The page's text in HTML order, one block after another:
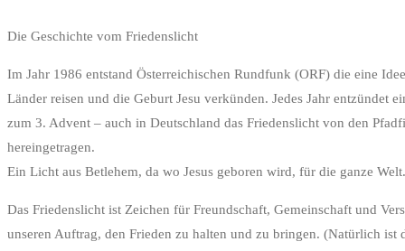
Die Geschichte vom Friedenslicht
Im Jahr 1986 entstand Österreichischen Rundfunk (ORF) die eine
Länder reisen und die Geburt Jesu verkünden. Jedes Jahr
zum 3. Advent – auch in Deutschland das Friedenslicht von den
hereingetragen.
Ein Licht aus Betlehem, da wo Jesus geboren wird, für die ganze
Das Friedenslicht ist Zeichen für Freundschaft, Gemeinschaft und
unseren Auftrag, den Frieden zu halten und zu bringen. (Natürlich ist